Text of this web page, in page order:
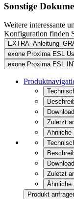
Sonstige
Weitere interessante
Konfiguration finden
exone Proxima ESL
exone Proxima ESL
Zuletzt
Ähnliche
Zuletzt
Ähnliche
Produkt